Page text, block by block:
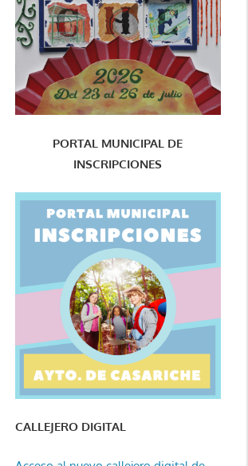
PORTAL MUNICIPAL DE
INSCRIPCIONES
CALLEJERO DIGITAL